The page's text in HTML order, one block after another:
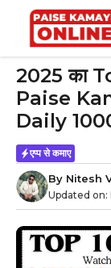
content
2025 का
Paise
Daily
एप्प से कमाए
By Nitesh
Updated on: